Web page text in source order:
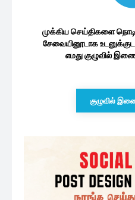
முக்கிய செய்திகளை
சேவையினூடாக
எமது குழுவில்
குழுவில்